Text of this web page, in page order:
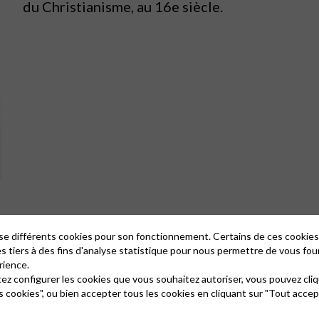
du Christianisme, au 16e siècle.
siècle, sous l’impulsion de Martin Luther (1483-1546). Celui-ci,
et les oppositions de la Papauté, il assume son
1521).
différents cookies pour son fonctionnement. Certains de ces
tiers à des fins d'analyse statistique pour nous permettre de vous
configurer les cookies que vous souhaitez autoriser, vous pouvez
cookies", ou bien accepter tous les cookies en cliquant sur "Tout